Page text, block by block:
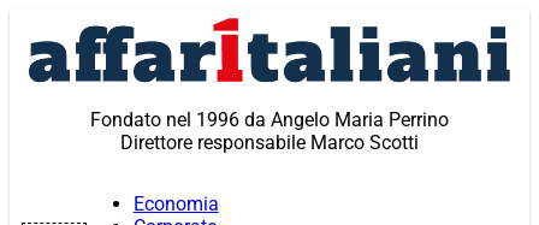
contenuto
Fondato nel 1996 da Angelo Maria Perrino
Direttore responsabile Marco Scotti
Economia